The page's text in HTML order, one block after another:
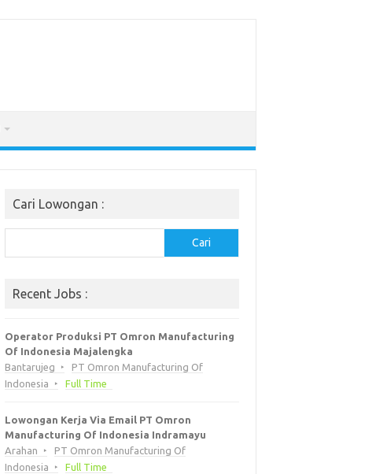
Cari Lowongan :
Cari
Recent Jobs :
Operator Produksi PT Omron Manufacturing
Of Indonesia Majalengka
Bantarujeg
PT Omron Manufacturing Of
Indonesia
Full Time
Lowongan Kerja Via Email PT Omron
Manufacturing Of Indonesia Indramayu
Arahan
PT Omron Manufacturing Of
Indonesia
Full Time